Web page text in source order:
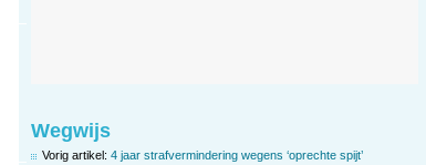
Wegwijs
Vorig artikel: 4 jaar strafvermindering wegens ‘oprechte spijt’